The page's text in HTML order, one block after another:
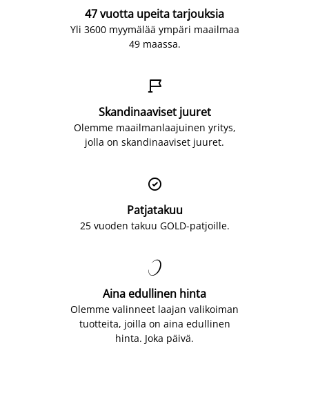
47 vuotta upeita tarjouksia
Yli 3600 myymälää ympäri maailmaa
49 maassa.

Skandinaaviset juuret
Olemme maailmanlaajuinen yritys,
jolla on skandinaaviset juuret.

Patjatakuu
25 vuoden takuu GOLD-patjoille.

Aina edullinen hinta
Olemme valinneet laajan valikoiman
tuotteita, joilla on aina edullinen
hinta. Joka päivä.